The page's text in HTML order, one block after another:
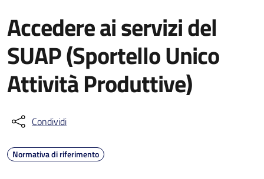
Accedere ai servizi del
SUAP (Sportello Unico
Attività Produttive)
Condividi
Normativa di riferimento